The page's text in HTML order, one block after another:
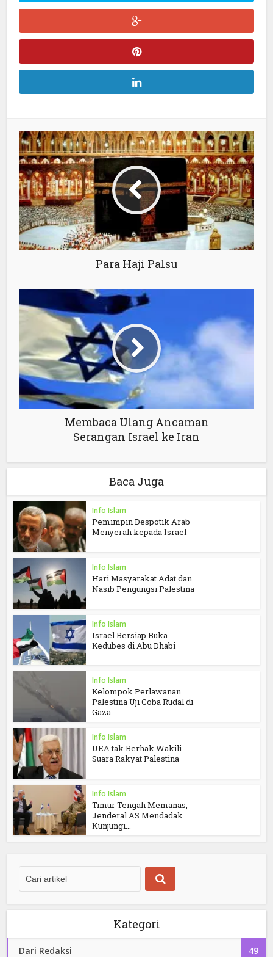
Para Haji Palsu
Membaca Ulang Ancaman
Serangan Israel ke Iran
Baca Juga
Info Islam
Pemimpin Despotik Arab
Menyerah kepada Israel
Info Islam
Hari Masyarakat Adat dan
Nasib Pengungsi Palestina
Info Islam
Israel Bersiap Buka
Kedubes di Abu Dhabi
Info Islam
Kelompok Perlawanan
Palestina Uji Coba Rudal di
Gaza
Info Islam
UEA tak Berhak Wakili
Suara Rakyat Palestina
Info Islam
Timur Tengah Memanas,
Jenderal AS Mendadak
Kunjungi...
Kategori
Dari Redaksi 49